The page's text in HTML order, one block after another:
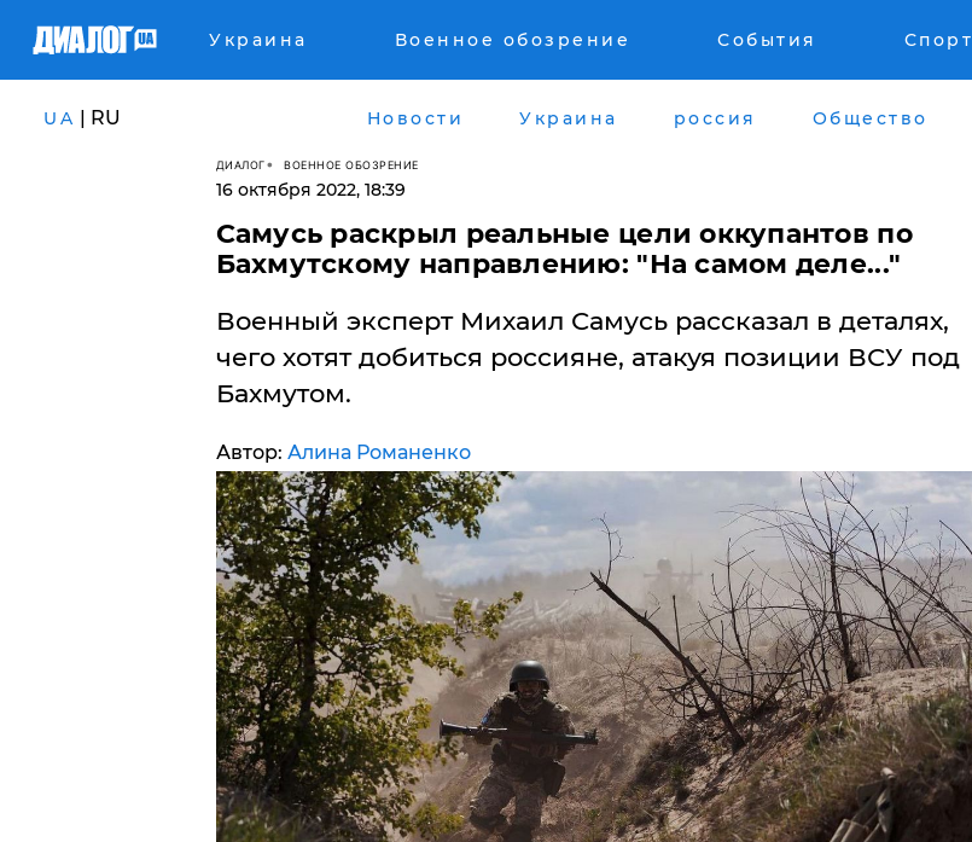
Украина Военное обозрение События Спорт
UA | RU Новости Украина россия Общество
ДИАЛОГ ВОЕННОЕ ОБОЗРЕНИЕ
16 октября 2022, 18:39
Самусь раскрыл реальные цели оккупантов по
Бахмутскому направлению: "На самом деле..."
Военный эксперт Михаил Самусь рассказал в деталях,
чего хотят добиться россияне, атакуя позиции ВСУ под
Бахмутом.
Автор: Алина Романенко